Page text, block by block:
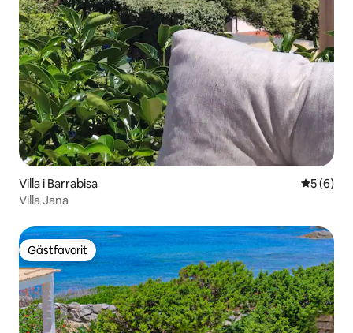
Villa i Barrabisa 5 av 5 i
5 (6)
Villa Jana
Gästfavorit
Gästfavorit